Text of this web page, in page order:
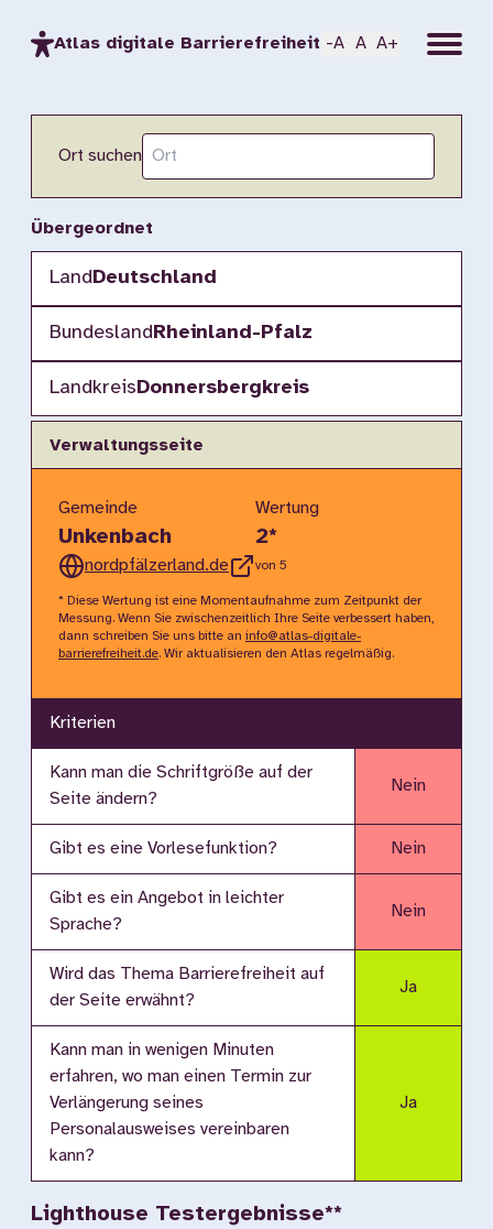
Atlas digitale Barrierefreiheit -A A A+ Menu
Ort suchen
Übergeordnet
LandDeutschland
BundeslandRheinland-Pfalz
LandkreisDonnersbergkreis
Verwaltungsseite
Gemeinde
Unkenbach
nordpfälzerland.de
Wertung
2*
von 5
* Diese Wertung ist eine Momentaufnahme zum Zeitpunkt der
Messung. Wenn Sie zwischenzeitlich Ihre Seite verbessert haben,
dann schreiben Sie uns bitte an info@atlas-digitale-
barrierefreiheit.de. Wir aktualisieren den Atlas regelmäßig.
Kriterien
Kann man die Schriftgröße auf der
Seite ändern?
Nein
Gibt es eine Vorlesefunktion? Nein
Gibt es ein Angebot in leichter
Sprache?
Nein
Wird das Thema Barrierefreiheit auf
der Seite erwähnt?
Ja
Kann man in wenigen Minuten
erfahren, wo man einen Termin zur
Verlängerung seines
Personalausweises vereinbaren
kann?
Ja
Lighthouse Testergebnisse**